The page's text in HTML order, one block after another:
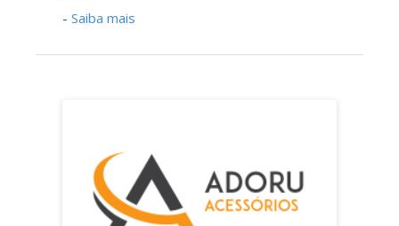
- Saiba mais